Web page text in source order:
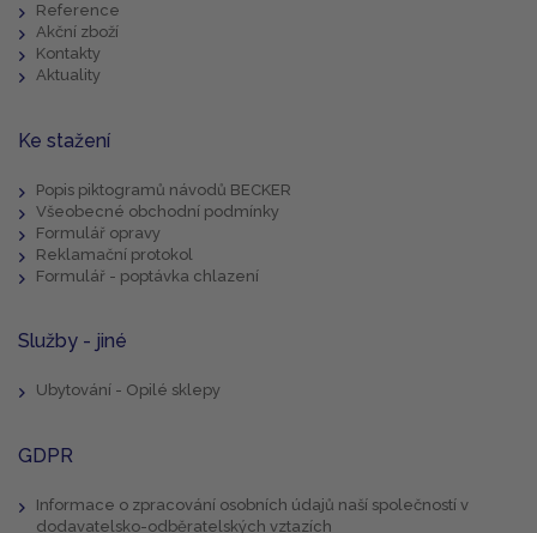
Reference
Akční zboží
Kontakty
Aktuality
Ke stažení
Popis piktogramů návodů BECKER
Všeobecné obchodní podmínky
Formulář opravy
Reklamační protokol
Formulář - poptávka chlazení
Služby - jiné
Ubytování - Opilé sklepy
GDPR
Informace o zpracování osobních údajů naší společností v
dodavatelsko-odběratelských vztazích